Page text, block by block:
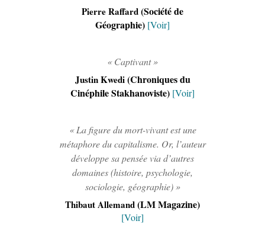
Pierre Raffard(Société de
Géographie) [Voir]
« Captivant »
Justin Kwedi(Chroniques du
Cinéphile Stakhanoviste) [Voir]
« La figure du mort-vivant est une
métaphore du capitalisme. Or, l’auteur
développe sa pensée via d’autres
domaines (histoire, psychologie,
sociologie, géographie) »
Thibaut Allemand(LM Magazine)
[Voir]